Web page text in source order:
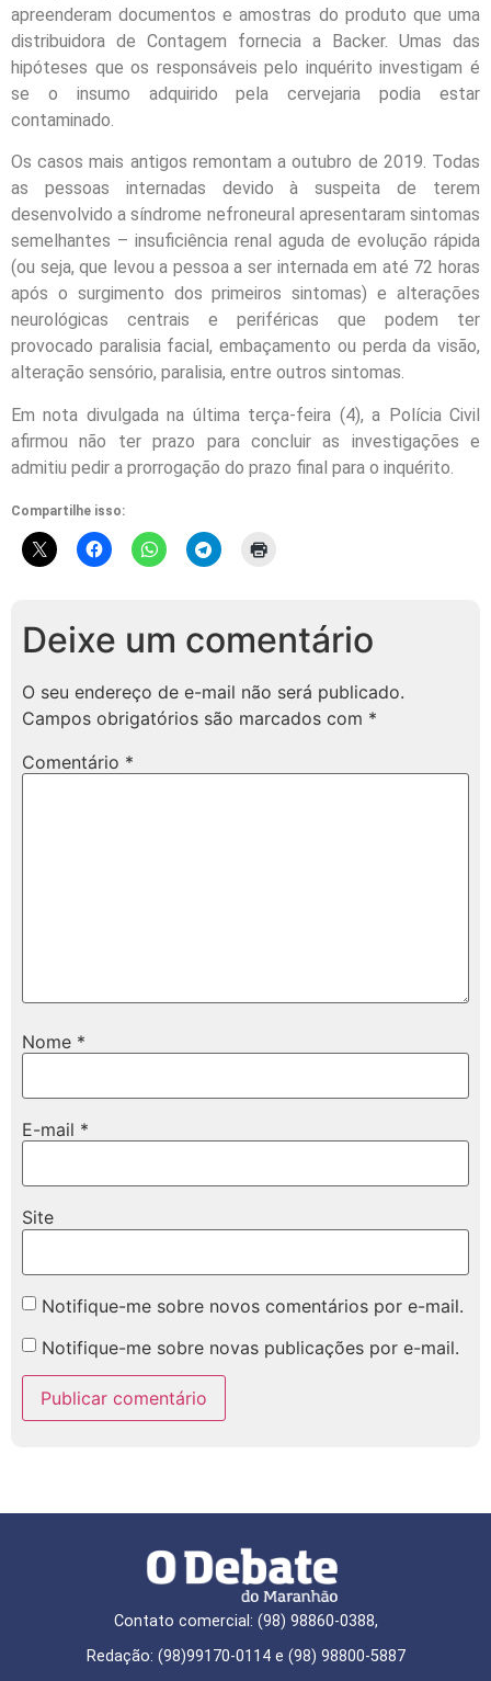
apreenderam documentos e amostras do produto que uma
distribuidora de Contagem fornecia a Backer. Umas das
hipóteses que os responsáveis pelo inquérito investigam é
se o insumo adquirido pela cervejaria podia estar
contaminado.
Os casos mais antigos remontam a outubro de 2019. Todas
as pessoas internadas devido à suspeita de terem
desenvolvido a síndrome nefroneural apresentaram sintomas
semelhantes – insuficiência renal aguda de evolução rápida
(ou seja, que levou a pessoa a ser internada em até 72 horas
após o surgimento dos primeiros sintomas) e alterações
neurológicas centrais e periféricas que podem ter
provocado paralisia facial, embaçamento ou perda da visão,
alteração sensório, paralisia, entre outros sintomas.
Em nota divulgada na última terça-feira (4), a Polícia Civil
afirmou não ter prazo para concluir as investigações e
admitiu pedir a prorrogação do prazo final para o inquérito.
Compartilhe isso:
Deixe um comentário
O seu endereço de e-mail não será publicado.
Campos obrigatórios são marcados com *
Comentário *
Nome *
E-mail *
Site
Notifique-me sobre novos comentários por e-mail.
Notifique-me sobre novas publicações por e-mail.
Contato comercial: (98) 98860-0388,
Redação: (98)99170-0114 e (98) 98800-5887